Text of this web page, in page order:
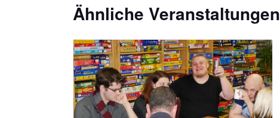
Ähnliche Veranstaltungen